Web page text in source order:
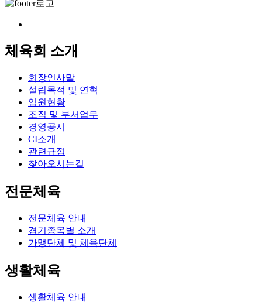
체육회 소개
회장인사말
설립목적 및 연혁
임원현황
조직 및 부서업무
경영공시
CI소개
관련규정
찾아오시는길
전문체육
전문체육 안내
경기종목별 소개
가맹단체 및 체육단체
생활체육
생활체육 안내